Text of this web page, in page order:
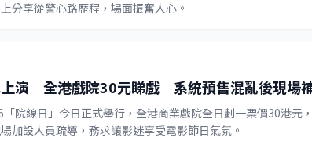
分享從警心路歷程，場面振奮人心。
上演 全港戲院30元睇戲 系統預售混亂後現場
院線日」今日正式舉行，全港商業戲院全日劃一票價30港元
加設人員疏導，務求讓影迷享受電影節日氣氛。